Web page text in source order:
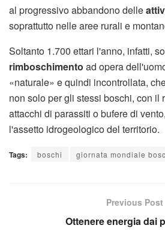
al progressivo abbandono delle
soprattutto nelle aree rurali e
Soltanto 1.700 ettari l'anno, infatti,
rimboschimento ad opera
«naturale» e quindi incontrollata,
non solo per gli stessi boschi, con il
attacchi di parassiti o bufere di
l'assetto idrogeologico del territorio.
Tags: boschi giornata mondiale
Previous Post
Ottenere energia dai